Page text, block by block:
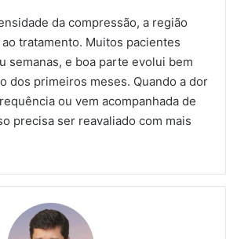
da compressão, a região
tratamento. Muitos pacientes
semanas, e boa parte evolui bem
dos primeiros meses. Quando a dor
ou vem acompanhada de
precisa ser reavaliado com mais